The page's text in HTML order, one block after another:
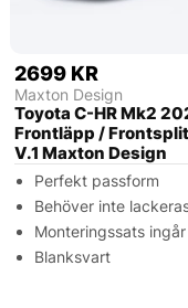
2699 KR
Maxton Design
Toyota C-HR Mk2
Frontläpp /
V.1 Maxton Design
Perfekt passform
Behöver inte
Monteringssats ingår
Blanksvart